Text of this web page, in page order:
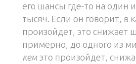
его шансы где-то на один
тысяч. Если он говорит, в
произойдет, это снижает
примерно, до одного из
кемэто произойдет,